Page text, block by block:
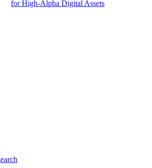
for High-Alpha Digital Assets